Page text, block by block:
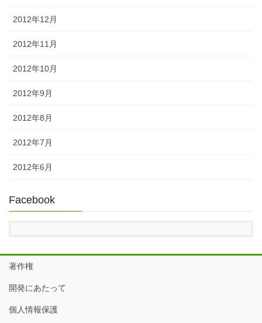
2012年12月
2012年11月
2012年10月
2012年9月
2012年8月
2012年7月
2012年6月
Facebook
著作権
開発にあたって
個人情報保護